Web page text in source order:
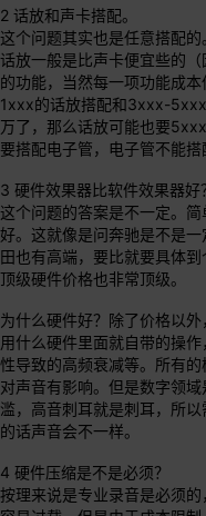
2 话放和声卡搭配。
这个问题其实也是任意搭配
话放一般是比声卡便宜些的
的功能，当然每一项功能成
1xxx的话放搭配和3xxx-
万了，那么话放可能也要
要搭配电子管，电子管不能搭
3 硬件效果器比软件效果器好
这个问题的答案是不一定。
好。这就像是问奔驰是不是
田也有高端，要比就要具体
顶级硬件价格也非常顶级。
为什么硬件好？除了价格以
用什么硬件里面就自带的操
性导致的高频衰减等。所有
对声音有影响。但是数字领
滥，高音刺耳就是刺耳，所
的话声音会不一样。
4 硬件压缩是不是必须？
按理来说是专业录音是必须